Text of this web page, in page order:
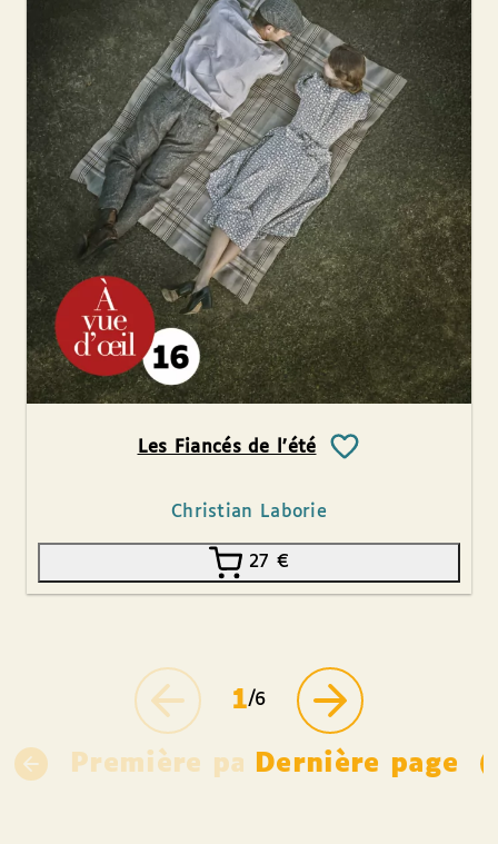
Les Fiancés de l’été
Christian Laborie
27 €
Première page
1/6
Dernière page